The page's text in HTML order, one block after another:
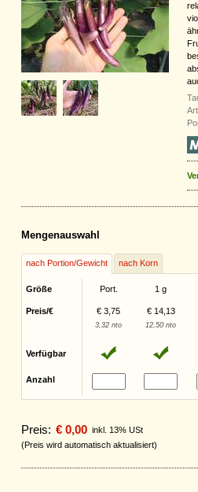
Mengenauswahl
nach Portion/Gewicht nach Korn
Größe Port. 1 g
Preis/€ € 3,75 € 14,13
3,32 nto 12,50 nto
Verfügbar
Anzahl
Preis: € 0,00 inkl. 13% USt
(Preis wird automatisch aktualisiert)